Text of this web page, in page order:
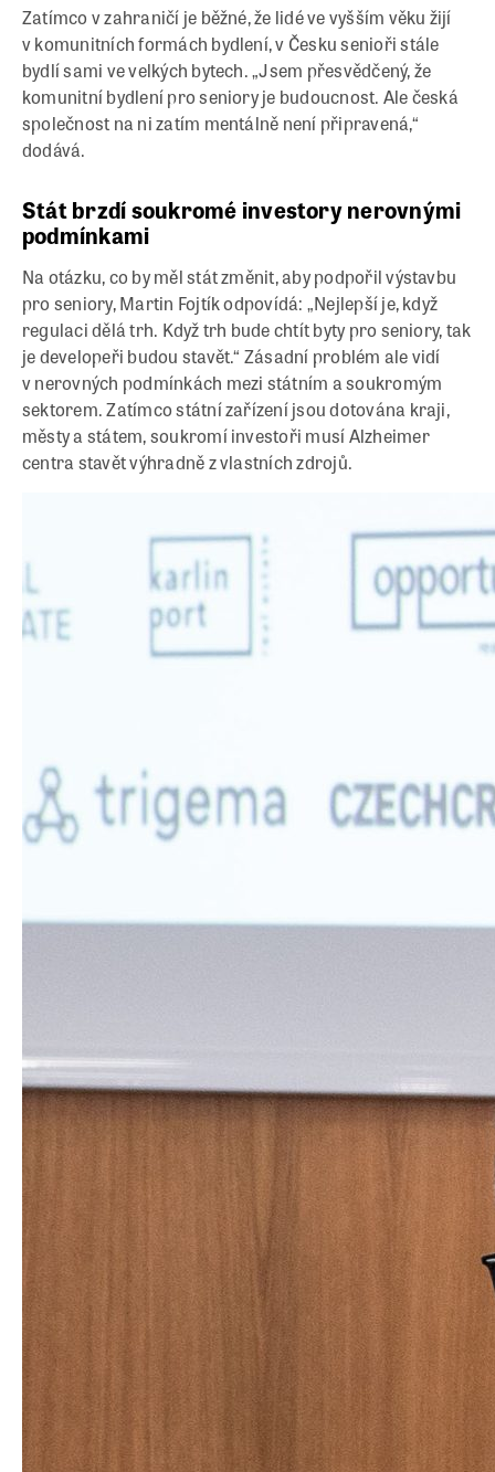
Zatímco v zahraničí je běžné, že lidé ve vyšším věku žijí
v komunitních formách bydlení, v Česku senioři stále
bydlí sami ve velkých bytech. „Jsem přesvědčený, že
komunitní bydlení pro seniory je budoucnost. Ale česká
společnost na ni zatím mentálně není připravená,“
dodává.
Stát brzdí soukromé investory nerovnými
podmínkami
Na otázku, co by měl stát změnit, aby podpořil výstavbu
pro seniory, Martin Fojtík odpovídá: „Nejlepší je, když
regulaci dělá trh. Když trh bude chtít byty pro seniory, tak
je developeři budou stavět.“ Zásadní problém ale vidí
v nerovných podmínkách mezi státním a soukromým
sektorem. Zatímco státní zařízení jsou dotována kraji,
městy a státem, soukromí investoři musí Alzheimer
centra stavět výhradně z vlastních zdrojů.